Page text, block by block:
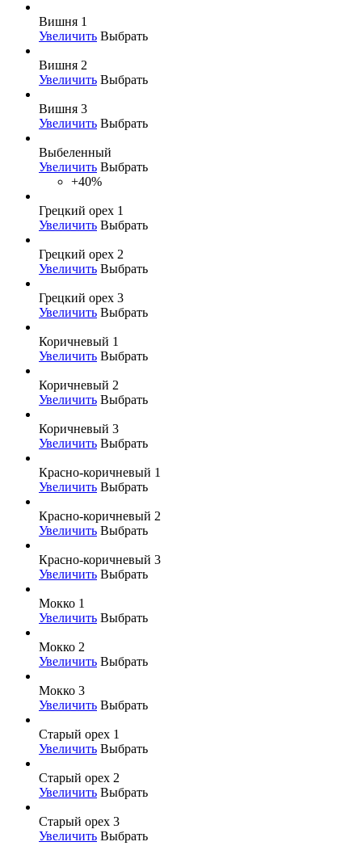
Вишня 1
Увеличить Выбрать
Вишня 2
Увеличить Выбрать
Вишня 3
Увеличить Выбрать
Выбеленный
Увеличить Выбрать
+40%
Грецкий орех 1
Увеличить Выбрать
Грецкий орех 2
Увеличить Выбрать
Грецкий орех 3
Увеличить Выбрать
Коричневый 1
Увеличить Выбрать
Коричневый 2
Увеличить Выбрать
Коричневый 3
Увеличить Выбрать
Красно-коричневый 1
Увеличить Выбрать
Красно-коричневый 2
Увеличить Выбрать
Красно-коричневый 3
Увеличить Выбрать
Мокко 1
Увеличить Выбрать
Мокко 2
Увеличить Выбрать
Мокко 3
Увеличить Выбрать
Старый орех 1
Увеличить Выбрать
Старый орех 2
Увеличить Выбрать
Старый орех 3
Увеличить Выбрать